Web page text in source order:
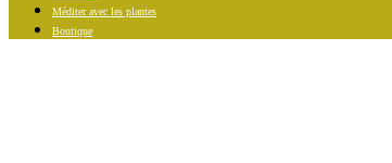
Méditer avec les plantes
Boutique